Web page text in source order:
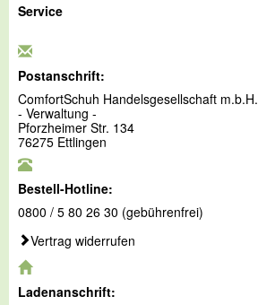
Service
Postanschrift:
ComfortSchuh Handelsgesellschaft m.b.H.
- Verwaltung -
Pforzheimer Str. 134
76275 Ettlingen
Bestell-Hotline:
0800 / 5 80 26 30 (gebührenfrei)
Vertrag widerrufen
Ladenanschrift: